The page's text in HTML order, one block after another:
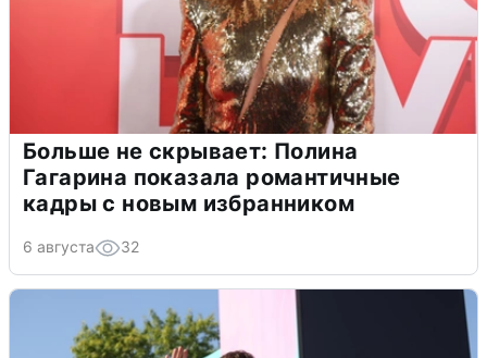
Больше не скрывает: Полина
Гагарина показала романтичные
кадры с новым избранником
6 августа 32